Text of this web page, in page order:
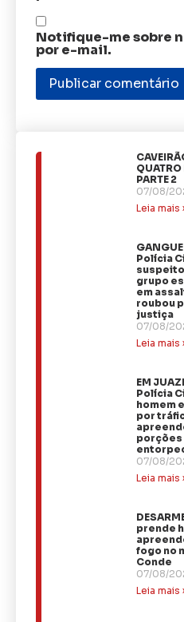
Notifique-me sobre
por e-mail.
QUATRO
PARTE 2
07/08/
Leia mais
Polícia
grupo
em
roubou
justiça
07/08/
Leia mais
EM
Polícia
homem
por
porções
07/08/
Leia mais
prende
fogo no
Conde
07/08/
Leia mais